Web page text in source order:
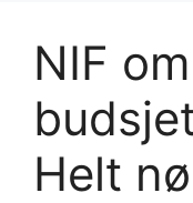
NIF
Helt